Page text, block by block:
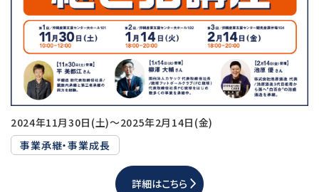
2024年11月30日(土)～2025年2月14日(金)
事業承継・事業成長
詳細はこちら